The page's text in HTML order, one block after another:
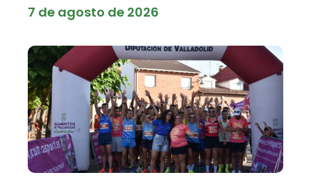
7 de agosto de 2026